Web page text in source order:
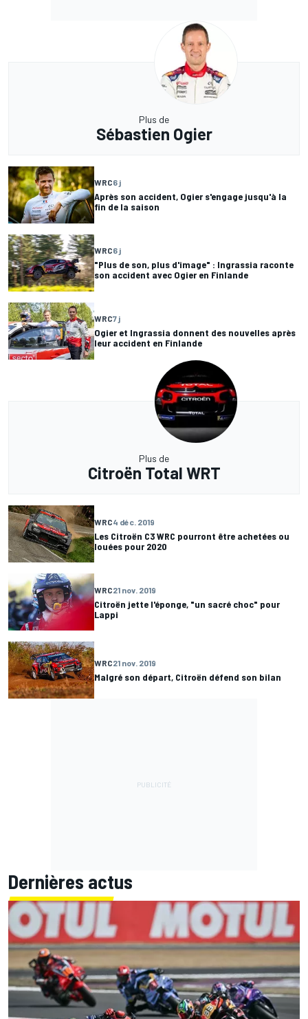
Plus de
Sébastien Ogier
WRC6 j
Après son accident, Ogier s'engage jusqu'à la
fin de la saison
WRC6 j
"Plus de son, plus d'image" : Ingrassia raconte
son accident avec Ogier en Finlande
WRC7 j
Ogier et Ingrassia donnent des nouvelles après
leur accident en Finlande
Plus de
Citroën Total WRT
WRC4 déc. 2019
Les Citroën C3 WRC pourront être achetées ou
louées pour 2020
WRC21 nov. 2019
Citroën jette l'éponge, "un sacré choc" pour
Lappi
WRC21 nov. 2019
Malgré son départ, Citroën défend son bilan
Dernières actus